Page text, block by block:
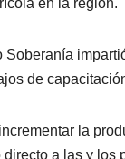
en la región.
de
la
a las y los